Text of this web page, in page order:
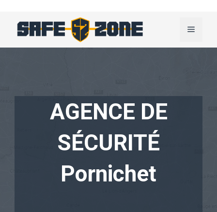
Menu
AGENCE DE
SÉCURITÉ
Pornichet